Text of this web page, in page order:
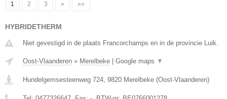
1 2 3 » »»
HYBRIDETHERM
Niet gevestigd in de plaats Francorchamps en in de provincie Luik.
Oost-Vlaanderen » Merelbeke Google maps ▼
Hundelgemsesteenweg 724, 9820 Merelbeke (Oost-Vlaanderen)